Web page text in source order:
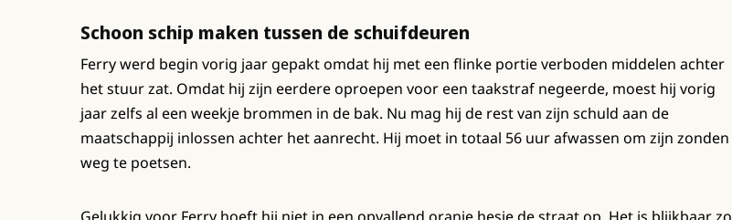
Schoon schip maken tussen de schuifdeuren
Ferry werd begin vorig jaar gepakt omdat hij met een flinke portie verboden middelen achter
het stuur zat. Omdat hij zijn eerdere oproepen voor een taakstraf negeerde, moest hij vorig
jaar zelfs al een weekje brommen in de bak. Nu mag hij de rest van zijn schuld aan de
maatschappij inlossen achter het aanrecht. Hij moet in totaal 56 uur afwassen om zijn zonden
weg te poetsen.
Gelukkig voor Ferry hoeft hij niet in een opvallend oranje hesje de straat op. Het is blijkbaar zo